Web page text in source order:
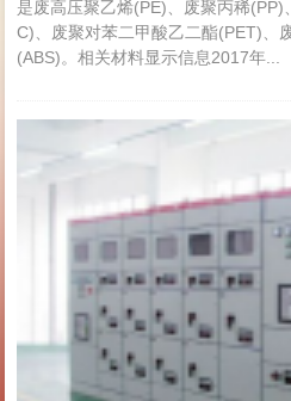
是废高压聚乙烯(PE)、废聚丙稀
C)、废聚对苯二甲酸乙二酯(PET)、
(ABS)。相关材料显示信息2017年...